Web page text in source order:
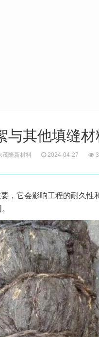
与其他填缝
隆新材料 2024-04-27
，它会影响工程的耐久性